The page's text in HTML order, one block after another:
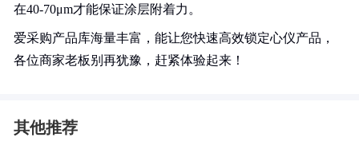
在40-70μm才能保证涂层附着力。
爱采购产品库海量丰富，能让您快速高效锁定心仪产品，
各位商家老板别再犹豫，赶紧体验起来！
其他推荐